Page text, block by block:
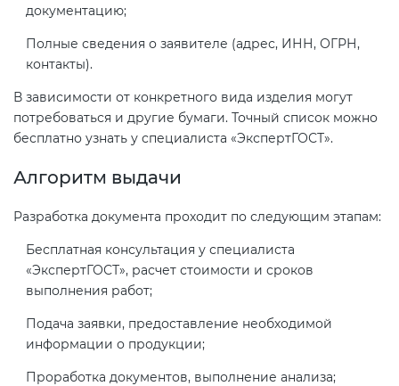
документацию;
Полные сведения о заявителе (адрес, ИНН, ОГРН,
контакты).
В зависимости от конкретного вида изделия могут
потребоваться и другие бумаги. Точный список можно
бесплатно узнать у специалиста «ЭкспертГОСТ».
Алгоритм выдачи
Разработка документа проходит по следующим этапам:
Бесплатная консультация у специалиста
«ЭкспертГОСТ», расчет стоимости и сроков
выполнения работ;
Подача заявки, предоставление необходимой
информации о продукции;
Проработка документов, выполнение анализа;